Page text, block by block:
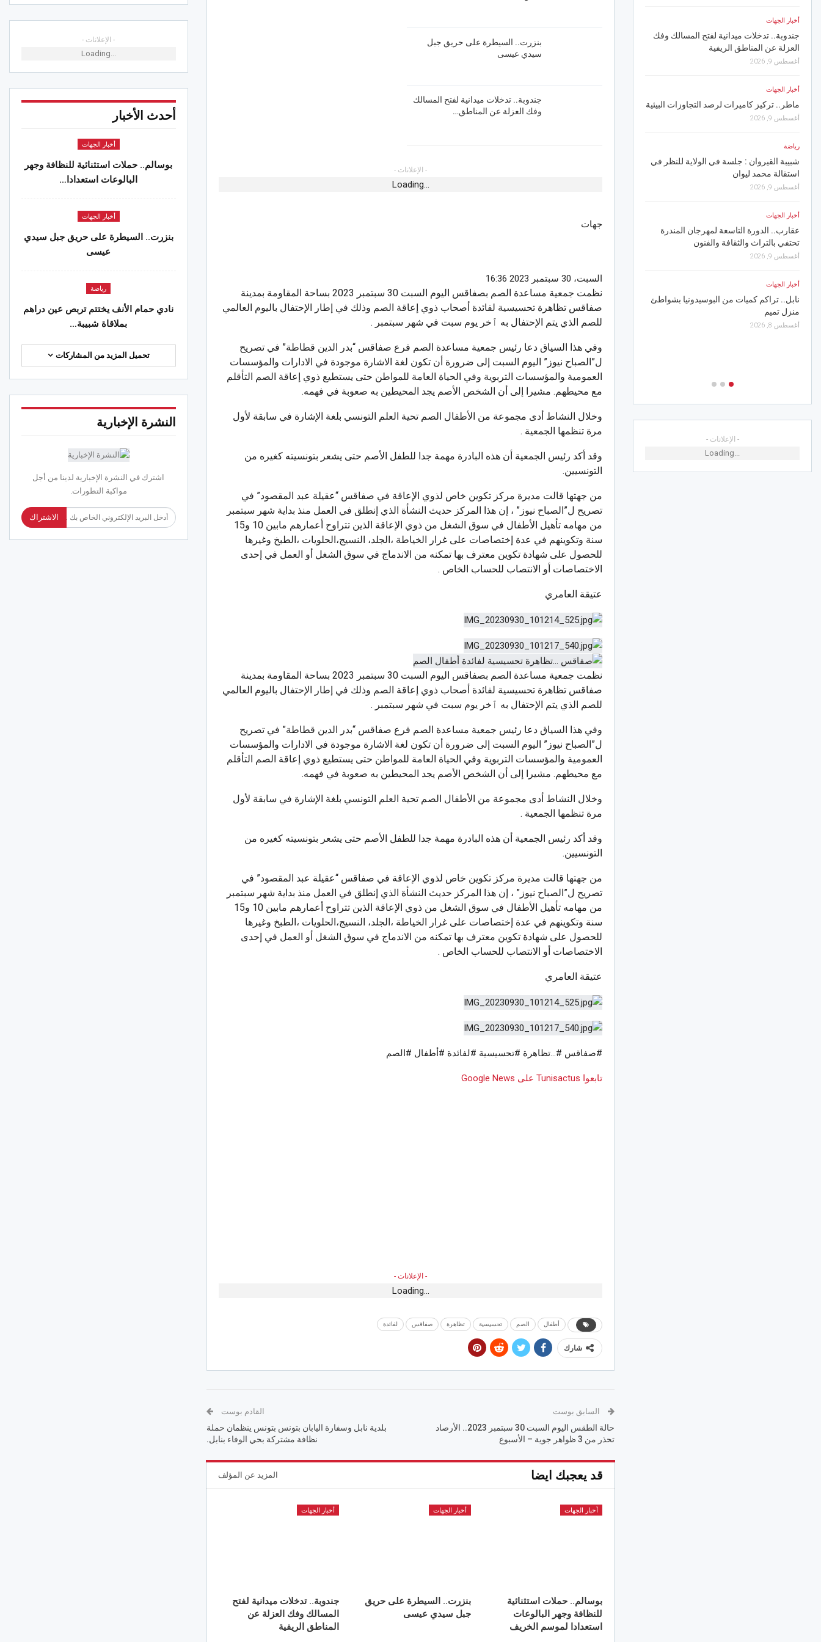
بنزرت.. السيطرة على حريق جبل
سيدي عيسى
جندوبة.. تدخلات ميدانية لفتح المسالك
وفك العزلة عن المناطق…
- الإعلانات -
Loading...
جهات
السبت، 30 سبتمبر 2023 16:36
نظمت جمعية مساعدة الصم بصفاقس اليوم السبت 30 سبتمبر 2023 بساحة المقاومة بمدينة
صفاقس تظاهرة تحسيسية لفائدة أصحاب ذوي إعاقة الصم وذلك في إطار الإحتفال باليوم العالمي
للصم الذي يتم الإحتفال به ٱخر يوم سبت في شهر سبتمبر .
وفي هذا السياق دعا رئيس جمعية مساعدة الصم فرع صفاقس “بدر الدين قطاطة” في تصريح
ل”الصباح نيوز” اليوم السبت إلى ضرورة أن تكون لغة الاشارة موجودة في الادارات والمؤسسات
العمومية والمؤسسات التربوية وفي الحياة العامة للمواطن حتى يستطيع ذوي إعاقة الصم التأقلم
مع محيطهم. مشيرا إلى أن الشخص الأصم يجد المحيطين به صعوبة في فهمه.
وخلال النشاط أدى مجموعة من الأطفال الصم تحية العلم التونسي بلغة الإشارة في سابقة لأول
مرة تنظمها الجمعية .
وقد أكد رئيس الجمعية أن هذه البادرة مهمة جدا للطفل الأصم حتى يشعر بتونسيته كغيره من
التونسيين.
من جهتها قالت مديرة مركز تكوين خاص لذوي الإعاقة في صفاقس “عقيلة عبد المقصود” في
تصريح ل”الصباح نيوز” ، إن هذا المركز حديث النشأة الذي إنطلق في العمل منذ بداية شهر سبتمبر
من مهامه تأهيل الأطفال في سوق الشغل من ذوي الإعاقة الذين تتراوح أعمارهم مابين 10 و15
سنة وتكوينهم في عدة إختصاصات على غرار الخياطة ،الجلد، النسيج،الحلويات ،الطبخ وغيرها
للحصول على شهادة تكوين معترف بها تمكنه من الاندماج في سوق الشغل أو العمل في إحدى
الاختصاصات أو الانتصاب للحساب الخاص .
عتيقة العامري
نظمت جمعية مساعدة الصم بصفاقس اليوم السبت 30 سبتمبر 2023 بساحة المقاومة بمدينة
صفاقس تظاهرة تحسيسية لفائدة أصحاب ذوي إعاقة الصم وذلك في إطار الإحتفال باليوم العالمي
للصم الذي يتم الإحتفال به ٱخر يوم سبت في شهر سبتمبر .
وفي هذا السياق دعا رئيس جمعية مساعدة الصم فرع صفاقس “بدر الدين قطاطة” في تصريح
ل”الصباح نيوز” اليوم السبت إلى ضرورة أن تكون لغة الاشارة موجودة في الادارات والمؤسسات
العمومية والمؤسسات التربوية وفي الحياة العامة للمواطن حتى يستطيع ذوي إعاقة الصم التأقلم
مع محيطهم. مشيرا إلى أن الشخص الأصم يجد المحيطين به صعوبة في فهمه.
وخلال النشاط أدى مجموعة من الأطفال الصم تحية العلم التونسي بلغة الإشارة في سابقة لأول
مرة تنظمها الجمعية .
وقد أكد رئيس الجمعية أن هذه البادرة مهمة جدا للطفل الأصم حتى يشعر بتونسيته كغيره من
التونسيين.
من جهتها قالت مديرة مركز تكوين خاص لذوي الإعاقة في صفاقس “عقيلة عبد المقصود” في
تصريح ل”الصباح نيوز” ، إن هذا المركز حديث النشأة الذي إنطلق في العمل منذ بداية شهر سبتمبر
من مهامه تأهيل الأطفال في سوق الشغل من ذوي الإعاقة الذين تتراوح أعمارهم مابين 10 و15
سنة وتكوينهم في عدة إختصاصات على غرار الخياطة ،الجلد، النسيج،الحلويات ،الطبخ وغيرها
للحصول على شهادة تكوين معترف بها تمكنه من الاندماج في سوق الشغل أو العمل في إحدى
الاختصاصات أو الانتصاب للحساب الخاص .
عتيقة العامري
#صفاقس #…تظاهرة #تحسيسية #لفائدة #أطفال #الصم
تابعوا Tunisactus على Google News
- الإعلانات -
Loading...
أطفال الصم تحسيسية تظاهرة صفاقس لفائدة
شارك
السابق بوست
حالة الطقس اليوم السبت 30 سبتمبر 2023.. الأرصاد
تحذر من 3 ظواهر جوية – الأسبوع
القادم بوست
بلدية نابل وسفارة اليابان بتونس بتونس ينظمان حملة
نظافة مشتركة بحي الوفاء بنابل.
قد يعجبك ايضا المزيد عن المؤلف
أخبار الجهات
بوسالم.. حملات استثنائية
للنظافة وجهر البالوعات
استعدادا لموسم الخريف
أخبار الجهات
بنزرت.. السيطرة على حريق
جبل سيدي عيسى
أخبار الجهات
جندوبة.. تدخلات ميدانية لفتح
المسالك وفك العزلة عن
المناطق الريفية
- الإعلانات -
Loading...
أحدث الأخبار
أخبار الجهات
بوسالم.. حملات استثنائية للنظافة وجهر
البالوعات استعدادا…
أخبار الجهات
بنزرت.. السيطرة على حريق جبل سيدي
عيسى
رياضة
نادي حمام الأنف يختتم تربص عين دراهم
بملاقاة شبيبة…
تحميل المزيد من المشاركات
النشرة الإخبارية
اشترك في النشرة الإخبارية لدينا من أجل
مواكبة التطورات.
الاشتراك
أخبار الجهات
جندوبة.. تدخلات ميدانية لفتح المسالك وفك
العزلة عن المناطق الريفية
أغسطس 9, 2026
أخبار الجهات
ماطر.. تركيز كاميرات لرصد التجاوزات البيئية
أغسطس 9, 2026
رياضة
شبيبة القيروان : جلسة في الولاية للنظر في
استقالة محمد ليوان
أغسطس 9, 2026
أخبار الجهات
عقارب.. الدورة التاسعة لمهرجان المندرة
تحتفي بالتراث والثقافة والفنون
أغسطس 9, 2026
أخبار الجهات
نابل.. تراكم كميات من البوسيدونيا بشواطئ
منزل تميم
أغسطس 8, 2026
التنمية بالشروع في تزويد المدينة بالغاز
بعد نكانغ: لاعب آخر من الملعب المالي
أخبار الجهات
طبية لفائدة المستشفى الجهوي
أغسطس 8, 2026
أغسطس 8, 2026
الفتح السعودي يجدد الثقة في التونسي أحمد
عبيد
أغسطس 8, 2026
ماطر.. تركيز كاميرات لرصد التجاوزات البيئية
شبيبة القيروان : جلسة في الولاية للنظر في
نابل.. تراكم كميات من البوسيدونيا بشواطئ
منزل تميم
- الإعلانات -
Loading...